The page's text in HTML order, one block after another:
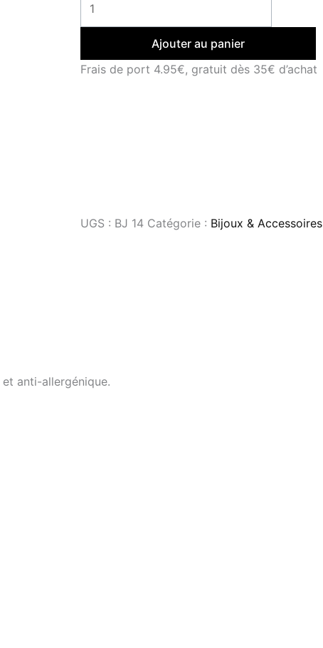
Ajouter au panier
Frais de port 4.95€, gratuit dès 35€ d’achat
UGS : BJ 14 Catégorie : Bijoux & Accessoires
et anti-allergénique.